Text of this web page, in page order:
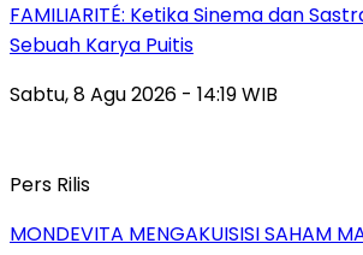
FAMILIARITÉ: Ketika Sinema dan
Sebuah Karya Puitis
Sabtu, 8 Agu 2026 - 14:19 WIB
Pers Rilis
MONDEVITA MENGAKUISISI SAHAM